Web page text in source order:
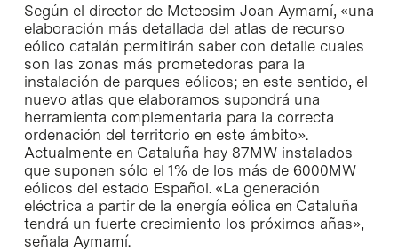
Según el director de Meteosim Joan Aymamí, «una
elaboración más detallada del atlas de recurso
eólico catalán permitirán saber con detalle cuales
son las zonas más prometedoras para la
instalación de parques eólicos; en este sentido, el
nuevo atlas que elaboramos supondrá una
herramienta complementaria para la correcta
ordenación del territorio en este ámbito».
Actualmente en Cataluña hay 87MW instalados
que suponen sólo el 1% de los más de 6000MW
eólicos del estado Español. «La generación
eléctrica a partir de la energía eólica en Cataluña
tendrá un fuerte crecimiento los próximos añas»,
señala Aymamí.